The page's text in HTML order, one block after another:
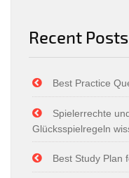
Recent Posts
Best Practice
Spielerrechte
Glücksspielregeln
Best Study Plan